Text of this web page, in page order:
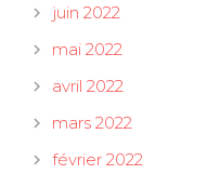
juin 2022
mai 2022
avril 2022
mars 2022
février 2022